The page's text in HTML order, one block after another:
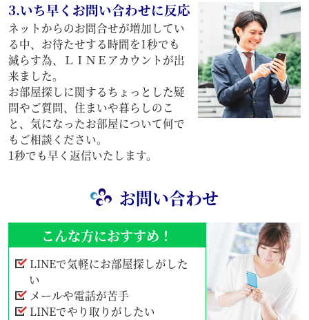
3.いち早くお問い合わせに反応
ネットからのお問合せが増加してい
る中、お待たせする時間を1秒でも
減らす為、ＬＩＮＥアカウントが出
来ました。
お部屋探しに関するちょっとした疑
問やご質問、住まいや暮らしのこ
と、気になったお部屋について何で
もご相談ください。
1秒でも早く返信いたします。
お問い合わせ
こんな方におすすめ！
LINEで気軽にお部屋探しがした
い
メールや電話が苦手
LINEでやり取りがしたい